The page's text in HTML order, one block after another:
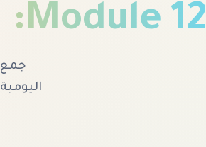
Module12
: